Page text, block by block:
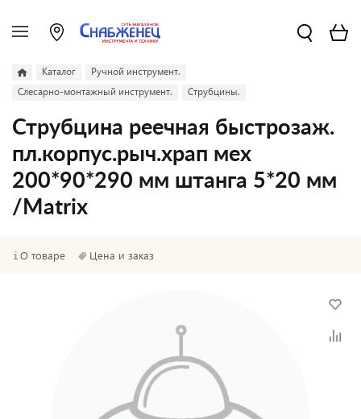
Каталог
Ручной инструмент.
Слесарно-монтажный инструмент.
Струбцины.
Струбцина реечная быстрозаж.
пл.корпус.рыч.храп мех
200*90*290 мм штанга 5*20 мм
/Matrix
О товаре Цена и заказ